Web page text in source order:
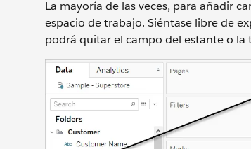
La mayoría de las veces, para añadir
espacio de trabajo. Siéntase libre de
podrá quitar el campo del estante o la